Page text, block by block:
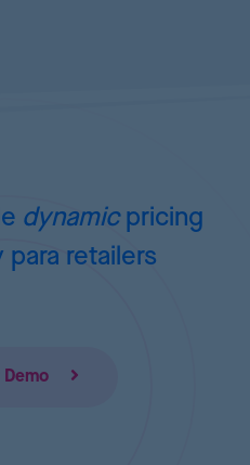
dynamicpricing
para retailers